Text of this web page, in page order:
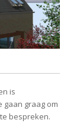
is
gaan graag om
bespreken.